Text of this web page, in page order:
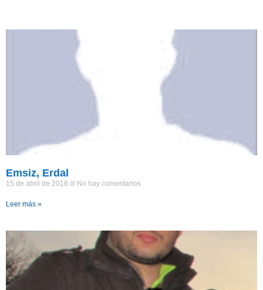
Emsiz, Erdal
15 de abril de 2018 No hay comentarios
Leer más »